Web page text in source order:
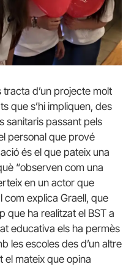
d’un projecte molt
que s’hi impliquen, des
sanitaris passant pels
personal que prové
és el que pateix una
“observen com una
en un actor que
com explica Graell, que
que ha realitzat el BST a
educativa els ha permès
les escoles des d’un altre
el mateix que opina